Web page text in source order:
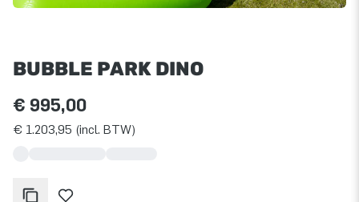
BUBBLE PARK DINO
€ 995,00
€ 1.203,95 (incl. BTW)